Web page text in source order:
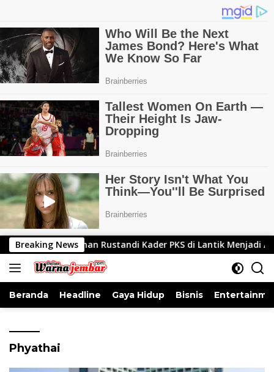
Langsung
ke
konten
Breaking NewsAdnan Rustandi Kader PKS di Lantik Menjadi
Beranda Headline Gaya Hidup Bisnis
Phyathai